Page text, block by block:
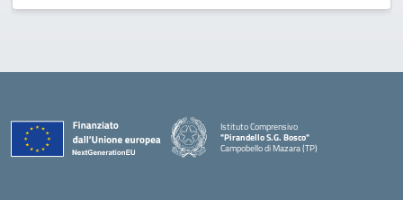
Istituto Comprensivo
"Pirandello S.G. Bosco"
Campobello di Mazara (TP)
— Visita la pagina iniziale della scuola